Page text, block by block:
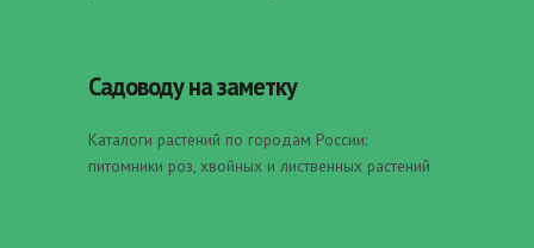
Садоводу на заметку
Каталоги растений по городам России:
питомники роз, хвойных и лиственных растений